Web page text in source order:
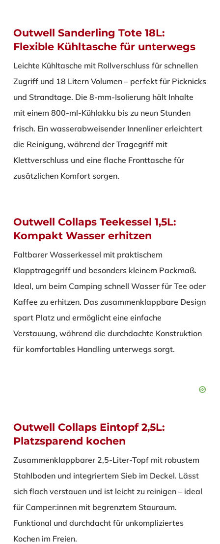
Outwell Sanderling Tote 18L:
Flexible Kühltasche für unterwegs
Leichte Kühltasche mit Rollverschluss für schnellen
Zugriff und 18 Litern Volumen – perfekt für Picknicks
und Strandtage. Die 8-mm-Isolierung hält Inhalte
mit einem 800-ml-Kühlakku bis zu neun Stunden
frisch. Ein wasserabweisender Innenliner erleichtert
die Reinigung, während der Tragegriff mit
Klettverschluss und eine flache Fronttasche für
zusätzlichen Komfort sorgen.
Outwell Collaps Teekessel 1,5L:
Kompakt Wasser erhitzen
Faltbarer Wasserkessel mit praktischem
Klapptragegriff und besonders kleinem Packmaß.
Ideal, um beim Camping schnell Wasser für Tee oder
Kaffee zu erhitzen. Das zusammenklappbare Design
spart Platz und ermöglicht eine einfache
Verstauung, während die durchdachte Konstruktion
für komfortables Handling unterwegs sorgt.
Outwell Collaps Eintopf 2,5L:
Platzsparend kochen
Zusammenklappbarer 2,5-Liter-Topf mit robustem
Stahlboden und integriertem Sieb im Deckel. Lässt
sich flach verstauen und ist leicht zu reinigen – ideal
für Camper:innen mit begrenztem Stauraum.
Funktional und durchdacht für unkompliziertes
Kochen im Freien.